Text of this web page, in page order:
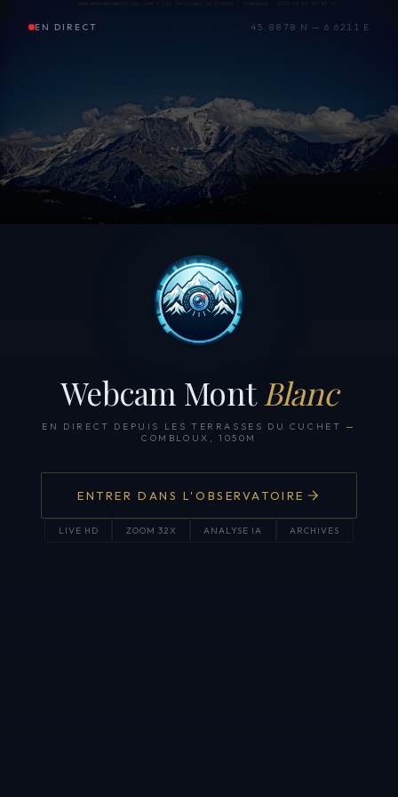
EN DIRECT 45.8878 N — 6.6211 E
Webcam Mont Blanc
EN DIRECT DEPUIS LES TERRASSES DU CUCHET —
COMBLOUX, 1050M
ENTRER DANS L'OBSERVATOIRE
LIVE HD ZOOM 32X ANALYSE IA ARCHIVES